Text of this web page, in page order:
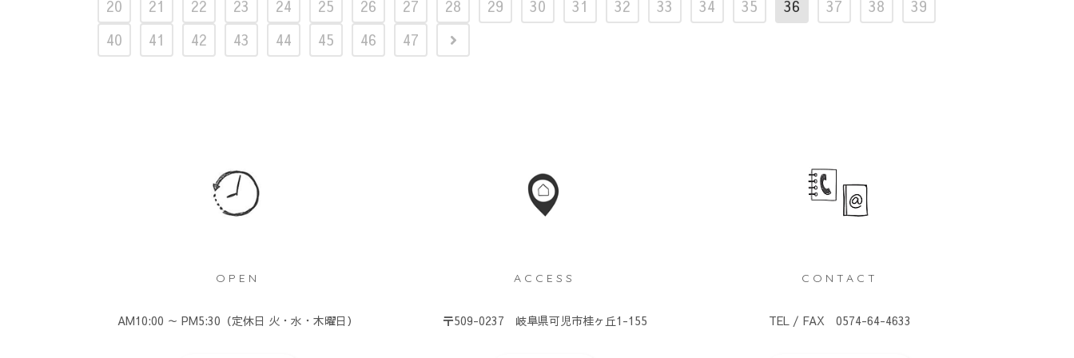
20
21 22 23 24 25 26 27 28 29 30 31 32 33 34 35 36 37 38
39
40
41 42 43 44 45 46 47
OPEN
AM10:00 ～ PM5:30（定休日 火・水・木曜日）
ACCESS
〒509-0237 岐阜県可児市桂ヶ丘1-155
CONTACT
TEL / FAX 0574-64-4633